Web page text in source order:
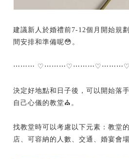
建議新人於婚禮前7-12個月開始規
間安排和準備呢😳。
⋯⋯⋯
決定好地點和日子後，可以開始落
自己心儀的教堂⛪️。
找教堂時可以考慮以下元素：教堂
店、可容納的人數、交通、婚宴會場